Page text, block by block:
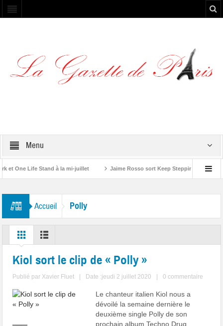
Menu
et One Life Stand à la mi-juillet Jaime Rosso sort Keep Stepping, son nouvel
Accueil Polly
Kiol sort le clip de « Polly »
Publié par Xavier Fluet Date :jeudi 2 juillet 2020 0 commentaire
Le chanteur italien Kiol nous a
dévoilé la semaine dernière le
deuxième single Polly de son
prochain album Techno Drug